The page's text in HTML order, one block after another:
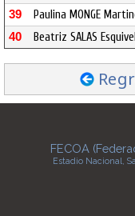
39 Paulina MONGE
40 Beatriz SALAS Esquivel
FECOA
Estadio Nacional,